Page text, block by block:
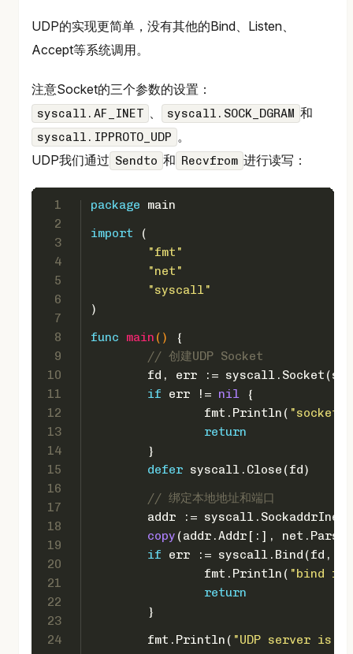
UDP的实现更简单，没有其他的Bind、Listen、
Accept等系统调用。
注意Socket的三个参数的设置：
syscall.AF_INET 、 syscall.SOCK_DGRAM 和
syscall.IPPROTO_UDP 。
UDP我们通过 Sendto 和 Recvfrom 进行读写：
1
2
3
4
5
6
7
8
9
10
11
12
13
14
15
16
17
18
19
20
21
22
23
24
package main
import (
"fmt"
"net"
"syscall"
)
func
main ()
{
// 创建UDP Socket
fd, err :=
if err != nil {
		fmt.Println(
"socket
return
	}
defer syscall.Close(fd)
// 绑定本地地址和端口
addr :=
copy (addr.Addr[:],
if err := syscall.Bind(fd,
		fmt.Println(
"bind
return
	}
	fmt.Println(
"UDP server is